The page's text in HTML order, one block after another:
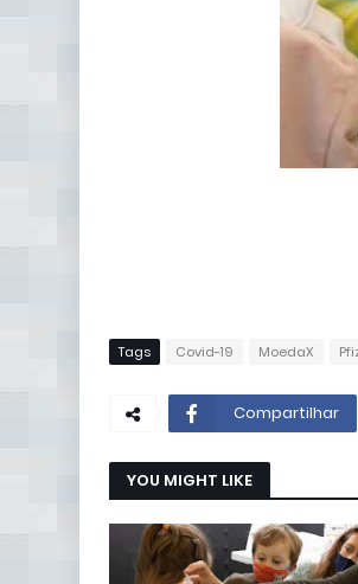
Tags Covid-19 MoedaX
Compartilhar
YOU MIGHT LIKE